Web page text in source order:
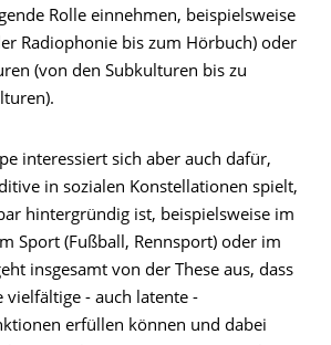
Rolle einnehmen, beispielsweise
Radiophonie bis zum Hörbuch) oder
(von den Subkulturen bis zu
interessiert sich aber auch dafür,
in sozialen Konstellationen spielt,
hintergründig ist, beispielsweise im
Sport (Fußball, Rennsport) oder im
insgesamt von der These aus, dass
vielfältige - auch latente -
erfüllen können und dabei